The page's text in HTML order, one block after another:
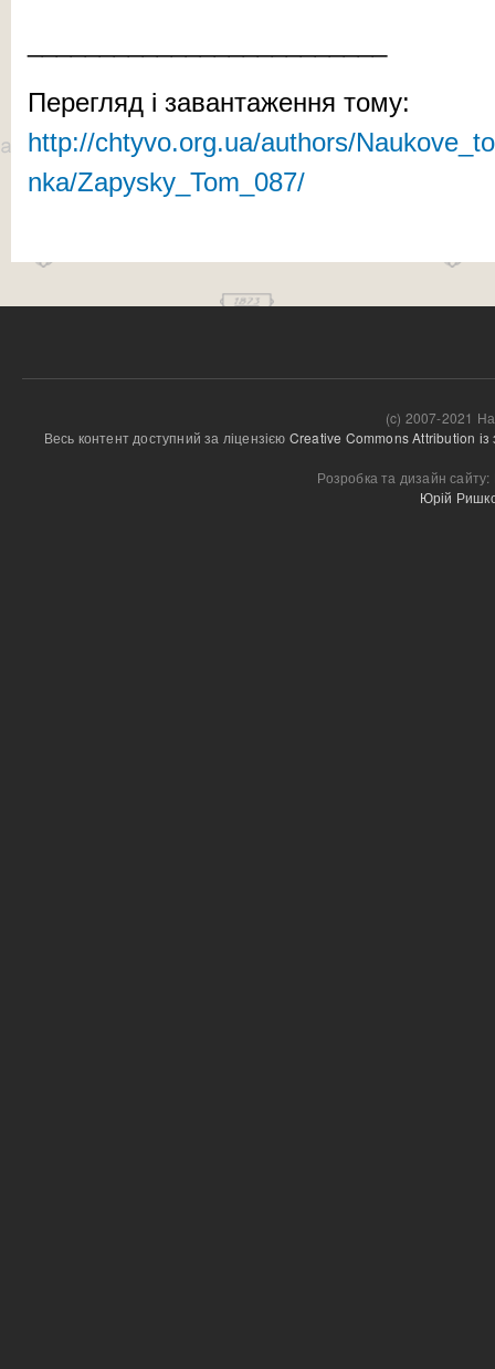
Перегляд і завантаження тому:
http://chtyvo.org.ua/authors/
nka/Zapysky_Tom_087/
(c) 2007-2021
Весь контент доступний за ліцензією Creative Commons Attribution
Розробка та дизайн сайту:
Юрій